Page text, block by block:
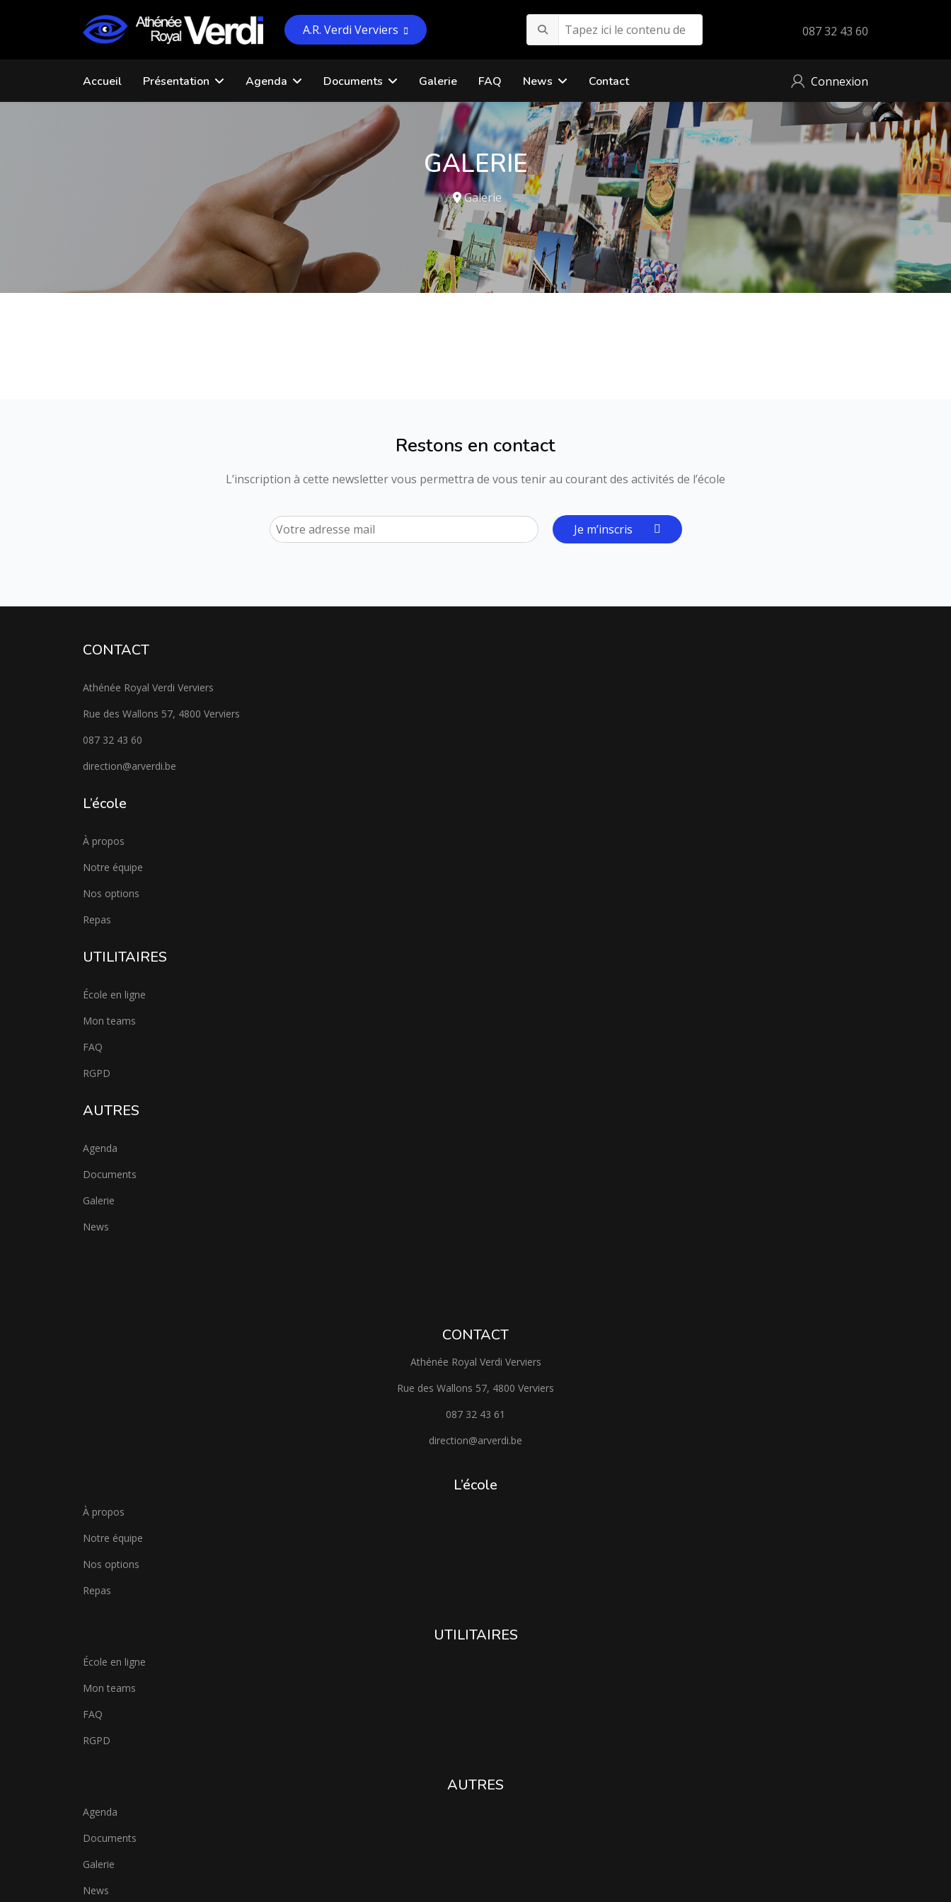
A.R. Verdi Verviers 087 32 43 60
Accueil Présentation Agenda Documents Galerie FAQ News Contact Connexion
GALERIE
Galerie
Restons en contact
L’inscription à cette newsletter vous permettra de vous tenir au courant des activités de l’école
Je m’inscris
CONTACT
Athénée Royal Verdi Verviers
Rue des Wallons 57, 4800 Verviers
087 32 43 60
direction@arverdi.be
L’école
À propos
Notre équipe
Nos options
Repas
UTILITAIRES
École en ligne
Mon teams
FAQ
RGPD
AUTRES
Agenda
Documents
Galerie
News
CONTACT
Athénée Royal Verdi Verviers
Rue des Wallons 57, 4800 Verviers
087 32 43 61
direction@arverdi.be
L’école
À propos
Notre équipe
Nos options
Repas
UTILITAIRES
École en ligne
Mon teams
FAQ
RGPD
AUTRES
Agenda
Documents
Galerie
News